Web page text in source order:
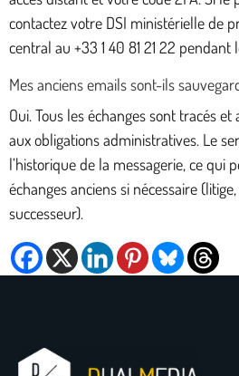
contactez votre DSI ministérielle de
central au +33 1 40 81 21 22 pendant
Mes anciens emails sont-ils
Oui. Tous les échanges sont tracés
aux obligations administratives. Le
l’historique de la messagerie, ce qui
échanges anciens si nécessaire
successeur).